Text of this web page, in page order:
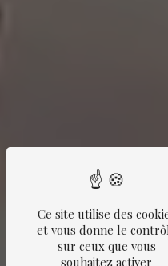
Ce site utilise des
et vous donne le
sur ceux que vous
souhaitez activer